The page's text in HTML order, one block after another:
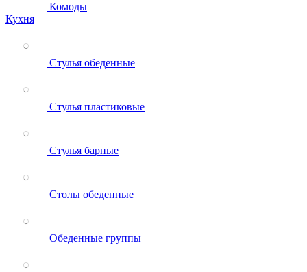
Комоды
Кухня
Стулья обеденные
Стулья пластиковые
Стулья барные
Столы обеденные
Обеденные группы